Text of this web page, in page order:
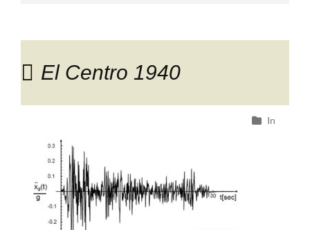
El Centro 1940
In